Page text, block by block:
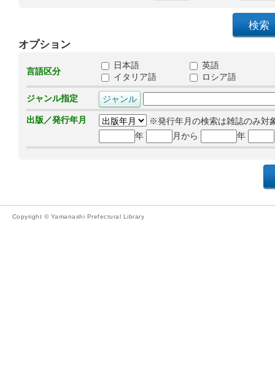
オプション
言語区分
日本語
英語
イタリア語
ロシア語
ジャンル指定
出版／発行年月
※発行年月の検索は雑誌のみ対
年
月から 年
Copyright © Yamanashi Prefectural Library